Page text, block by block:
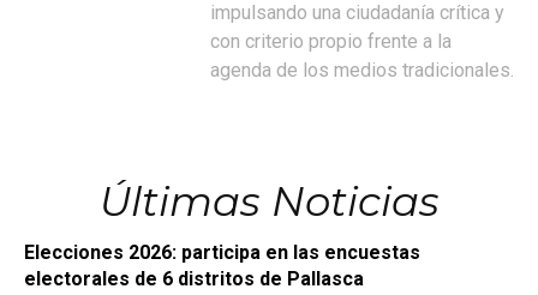
impulsando una ciudadanía crítica y
con criterio propio frente a la
agenda de los medios tradicionales.
Últimas Noticias
Elecciones 2026: participa en las encuestas
electorales de 6 distritos de Pallasca